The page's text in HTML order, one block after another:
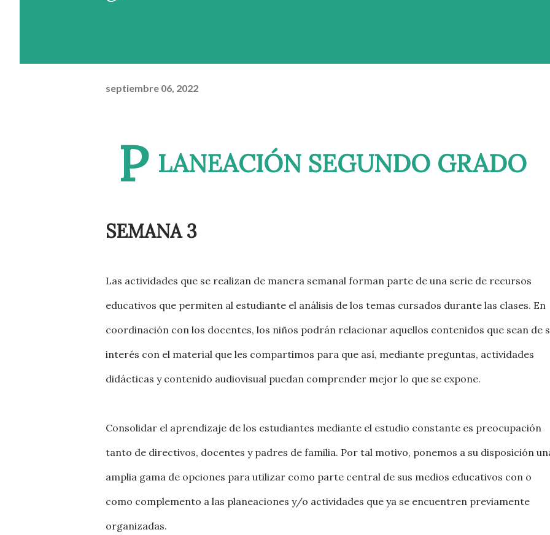
septiembre 06, 2022
P LANEACIÓN SEGUNDO GRADO
SEMANA 3
Las actividades que se realizan de manera semanal forman parte de una serie de recursos
educativos que permiten al estudiante el análisis de los temas cursados durante las clases. En
coordinación con los docentes, los niños podrán relacionar aquellos contenidos que sean de
interés con el material que les compartimos para que así, mediante preguntas, actividades
didácticas y contenido audiovisual puedan comprender mejor lo que se expone.
Consolidar el aprendizaje de los estudiantes mediante el estudio constante es preocupación
tanto de directivos, docentes y padres de familia. Por tal motivo, ponemos a su disposición
amplia gama de opciones para utilizar como parte central de sus medios educativos con o
como complemento a las planeaciones y/o actividades que ya se encuentren previamente
organizadas.